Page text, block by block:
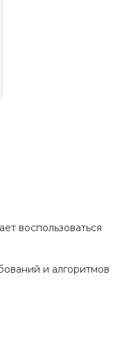
воспользоваться
и алгоритмов